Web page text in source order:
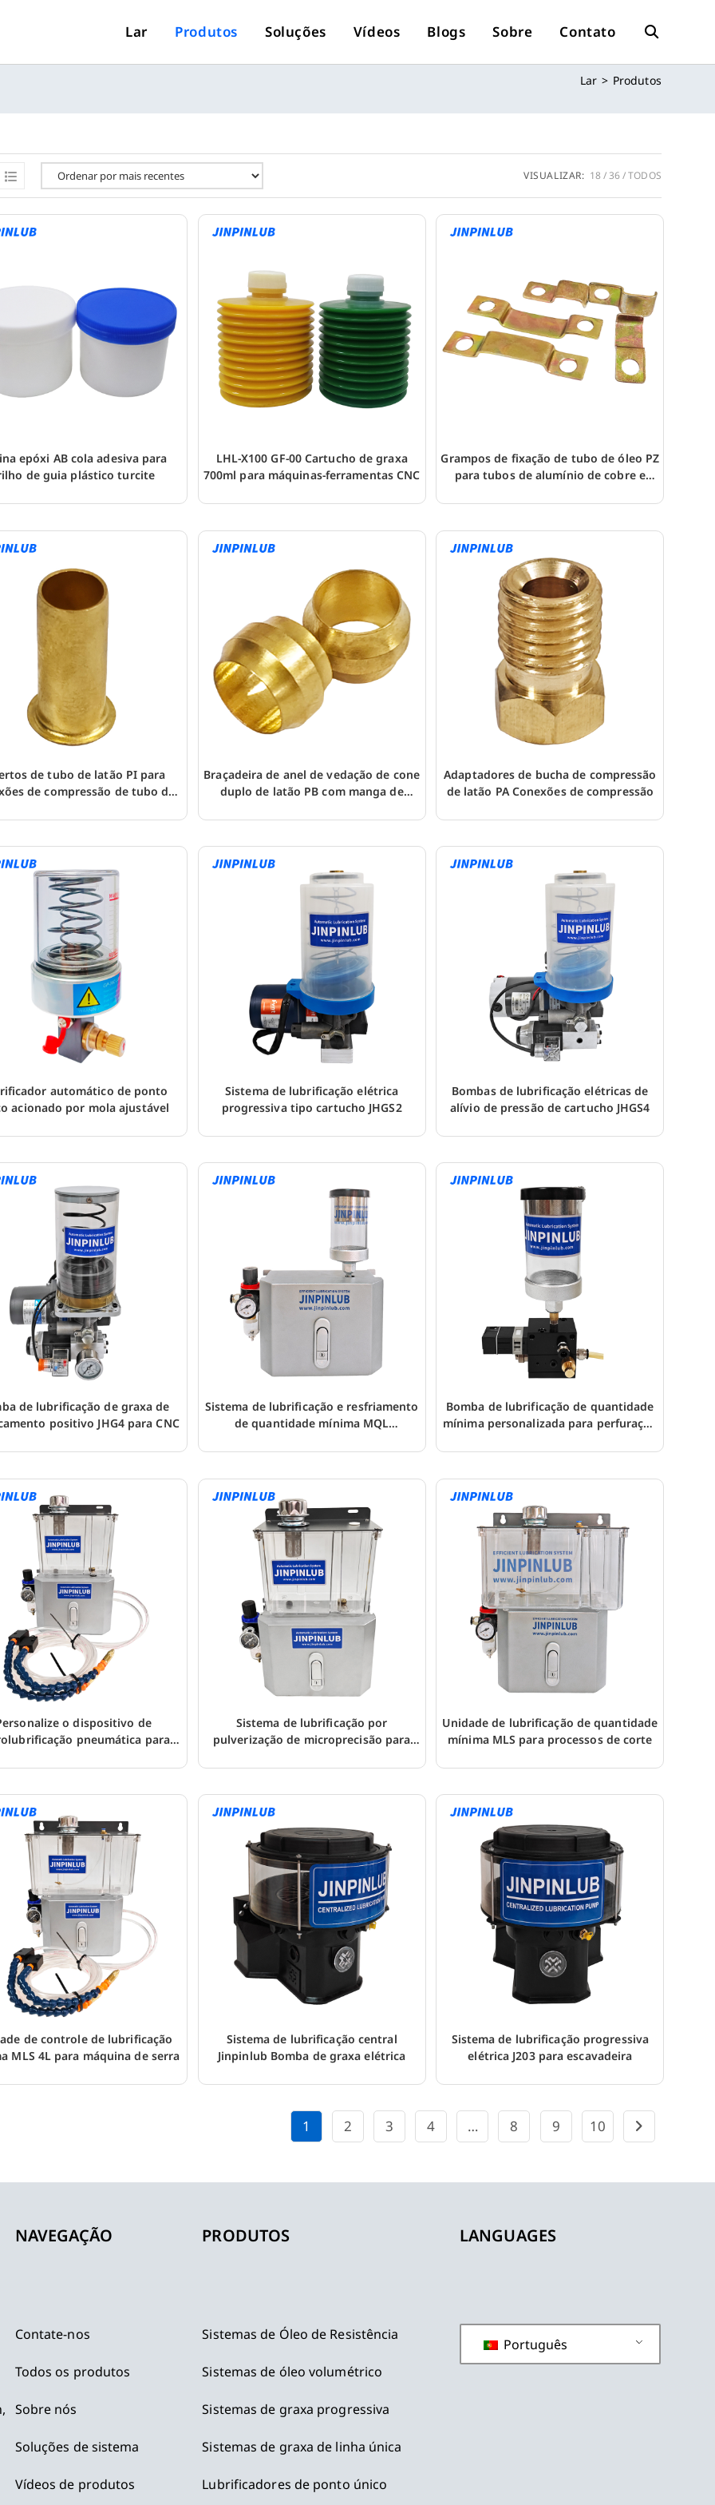
Lar Produtos Soluções Vídeos Blogs Sobre Contato Alternar
No
Site
Lar > Produtos
VISUALIZAR: 18 36 TODOS
epóxi AB cola adesiva para
de guia plástico turcite
LHL-X100 GF-00 Cartucho de graxa
700ml para máquinas-ferramentas CNC
Grampos de fixação de tubo de óleo PZ
para tubos de alumínio de cobre e
de tubo de latão PI para
de compressão de tubo de
Braçadeira de anel de vedação de cone
duplo de latão PB com manga de
Adaptadores de bucha de compressão
de latão PA Conexões de compressão
automático de ponto
acionado por mola ajustável
Sistema de lubrificação elétrica
progressiva tipo cartucho JHGS2
Bombas de lubrificação elétricas de
alívio de pressão de cartucho JHGS4
de lubrificação de graxa de
positivo JHG4 para CNC
Sistema de lubrificação e resfriamento
de quantidade mínima MQL
Bomba de lubrificação de quantidade
mínima personalizada para perfuração
o dispositivo de
pneumática para
Sistema de lubrificação por
pulverização de microprecisão para
Unidade de lubrificação de quantidade
mínima MLS para processos de corte
de controle de lubrificação
MLS 4L para máquina de serra
Sistema de lubrificação central
Jinpinlub Bomba de graxa elétrica
Sistema de lubrificação progressiva
elétrica J203 para escavadeira
1 2 3 4 … 8 9 10
NAVEGAÇÃO
Contate-nos
Todos os produtos
Sobre nós
Soluções de sistema
Vídeos de produtos
PRODUTOS
Sistemas de Óleo de Resistência
Sistemas de óleo volumétrico
Sistemas de graxa progressiva
Sistemas de graxa de linha única
Lubrificadores de ponto único
LANGUAGES
Português